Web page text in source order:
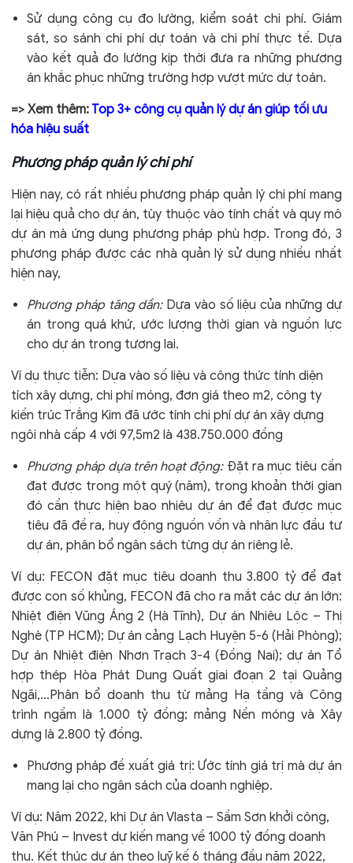
Sử dụng công cụ đo lường, kiểm soát chi phí. Giám
sát, so sánh chi phí dự toán và chi phí thực tế. Dựa
vào kết quả đo lường kịp thời đưa ra những phương
án khắc phục những trường hợp vượt mức dự toán.
=> Xem thêm: Top 3+ công cụ quản lý dự án giúp tối ưu
hóa hiệu suất
Phương pháp quản lý chi phí
Hiện nay, có rất nhiều phương pháp quản lý chi phí mang
lại hiệu quả cho dự án, tùy thuộc vào tính chất và quy mô
dự án mà ứng dụng phương pháp phù hợp. Trong đó, 3
phương pháp được các nhà quản lý sử dụng nhiều nhất
hiện nay,
Phương pháp tăng dần: Dựa vào số liệu của những dự
án trong quá khứ, ước lượng thời gian và nguồn lực
cho dự án trong tương lai.
Ví dụ thực tiễn: Dựa vào số liệu và công thức tính diện
tích xây dựng, chi phí móng, đơn giá theo m2, công ty
kiến trúc Trắng Kim đã ước tính chi phí dự án xây dựng
ngôi nhà cấp 4 với 97,5m2 là 438.750.000 đồng
Phương pháp dựa trên hoạt động: Đặt ra mục tiêu cần
đạt được trong một quý (năm), trong khoản thời gian
đó cần thực hiện bao nhiêu dự án để đạt được mục
tiêu đã đề ra, huy động nguồn vốn và nhân lực đầu tư
dự án, phân bổ ngân sách từng dự án riêng lẻ.
Ví dụ: FECON đặt mục tiêu doanh thu 3.800 tỷ để đạt
được con số khủng, FECON đã cho ra mắt các dự án lớn:
Nhiệt điện Vũng Áng 2 (Hà Tĩnh), Dự án Nhiêu Lộc – Thị
Nghè (TP HCM); Dự án cảng Lạch Huyện 5-6 (Hải Phòng);
Dự án Nhiệt điện Nhơn Trạch 3-4 (Đồng Nai); dự án Tổ
hợp thép Hòa Phát Dung Quất giai đoạn 2 tại Quảng
Ngãi,…Phân bổ doanh thu từ mảng Hạ tầng và Công
trình ngầm là 1.000 tỷ đồng; mảng Nền móng và Xây
dựng là 2.800 tỷ đồng.
Phương pháp đề xuất giá trị: Ước tính giá trị mà dự án
mang lại cho ngân sách của doanh nghiệp.
Ví dụ: Năm 2022, khi Dự án Vlasta – Sầm Sơn khởi công,
Văn Phú – Invest dự kiến mang về 1000 tỷ đồng doanh
thu. Kết thúc dự án theo luỹ kế 6 tháng đầu năm 2022,